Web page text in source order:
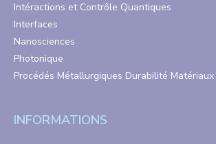
Intéractions et Contrôle Quantiques
Interfaces
Nanosciences
Photonique
Procédés Métallurgiques Durabilité Matériaux
INFORMATIONS